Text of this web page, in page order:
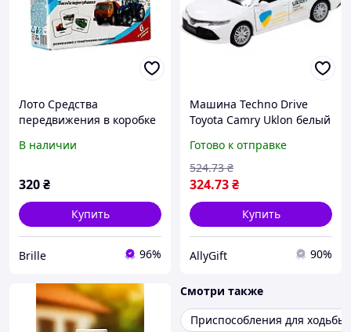
Лото Средства
передвижения в коробке
В наличии
320₴
Купить
Brille 96%
Машина Techno Drive
Toyota Camry Uklon белый
передвижения
Готово к отправке
324.73₴
524.73 ₴
Купить
AllyGift 90%
Смотри также
Приспособления для ходьбы